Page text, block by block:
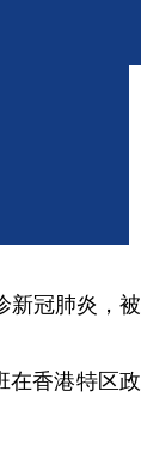
新冠肺炎，被
在香港特区政